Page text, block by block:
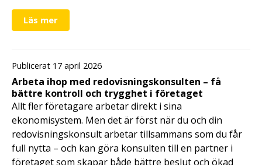
Läs mer
Publicerat 17 april 2026
Arbeta ihop med redovisningskonsulten – få
bättre kontroll och trygghet i företaget
Allt fler företagare arbetar direkt i sina
ekonomisystem. Men det är först när du och din
redovisningskonsult arbetar tillsammans som du får
full nytta – och kan göra konsulten till en partner i
företaget som skapar både bättre beslut och ökad